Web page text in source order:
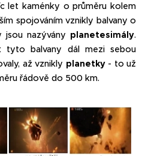
let kaménky o průměru kolem
spojováním vznikly balvany o
jsou nazývány planetesimály.
balvany dál mezi sebou
až vznikly planetky- to už
řádově do 500 km.